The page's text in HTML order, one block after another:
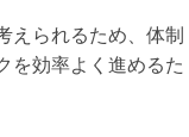
えられるため、体制
を効率よく進めるた